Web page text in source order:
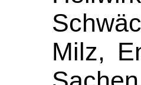
Milz,